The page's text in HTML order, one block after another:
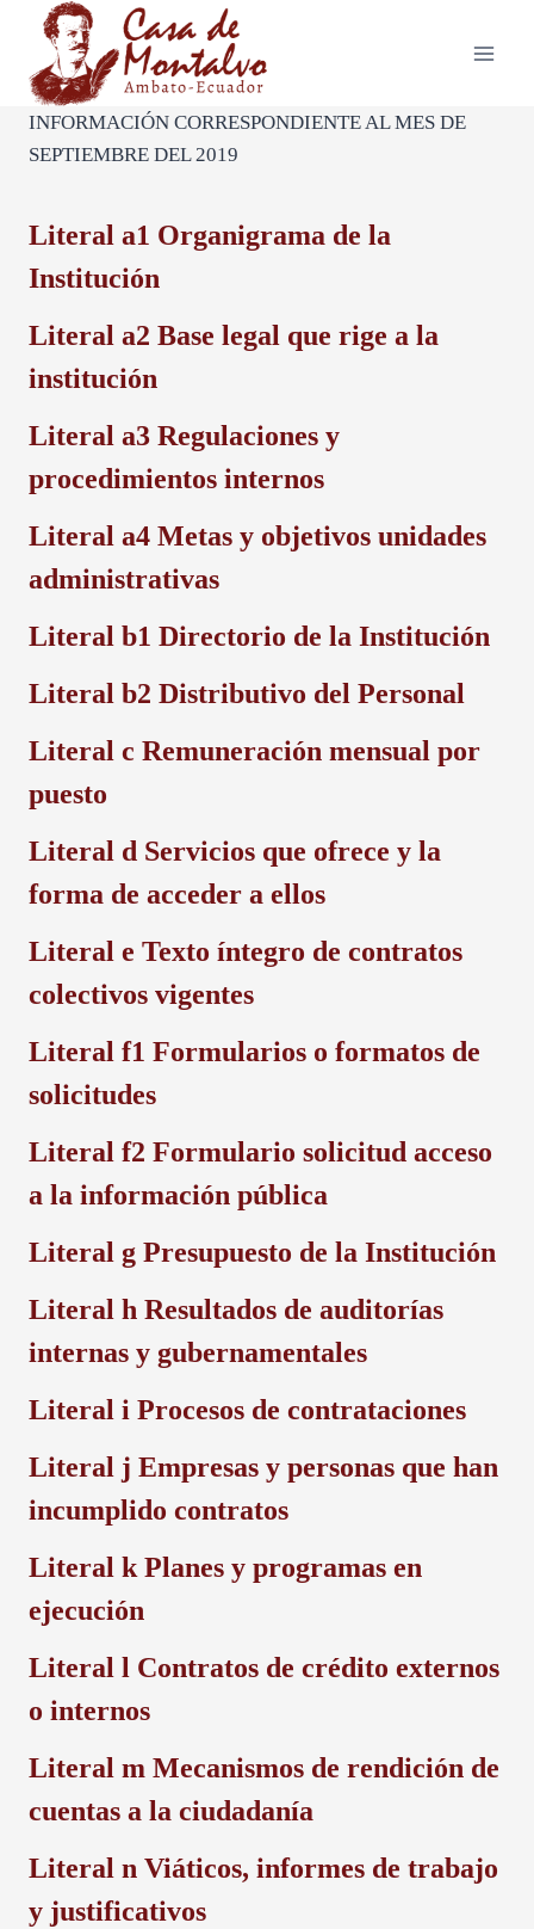
Saltar
contenido
INFORMACIÓN CORRESPONDIENTE AL MES DE
SEPTIEMBRE DEL 2019
Literal a1 Organigrama de la
Institución
Literal a2 Base legal que rige a la
institución
Literal a3 Regulaciones y
procedimientos internos
Literal a4 Metas y objetivos unidades
administrativas
Literal b1 Directorio de la Institución
Literal b2 Distributivo del Personal
Literal c Remuneración mensual por
puesto
Literal d Servicios que ofrece y la
forma de acceder a ellos
Literal e Texto íntegro de contratos
colectivos vigentes
Literal f1 Formularios o formatos de
solicitudes
Literal f2 Formulario solicitud acceso
a la información pública
Literal g Presupuesto de la Institución
Literal h Resultados de auditorías
internas y gubernamentales
Literal i Procesos de contrataciones
Literal j Empresas y personas que han
incumplido contratos
Literal kPlanes y programas en
ejecución
Literal l Contratos de crédito externos
o internos
Literal m Mecanismos de rendición de
cuentas a la ciudadanía
Literal n Viáticos, informes de trabajo
y justificativos